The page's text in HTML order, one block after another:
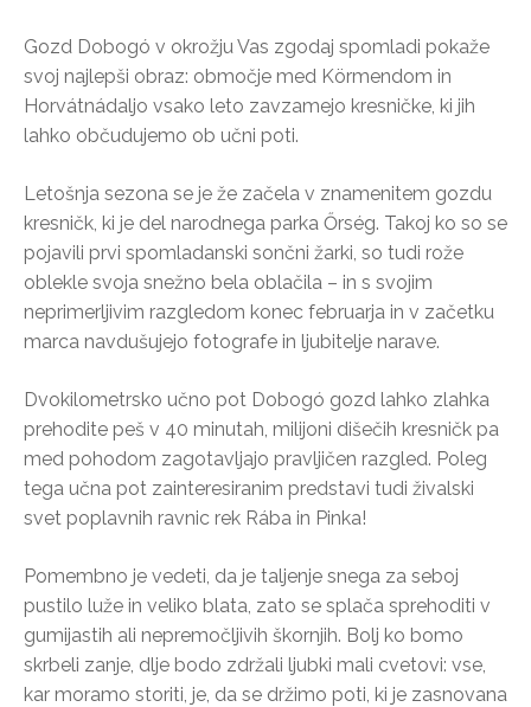
Gozd Dobogó v okrožju Vas zgodaj spomladi pokaže
svoj najlepši obraz: območje med Körmendom in
Horvátnádaljo vsako leto zavzamejo kresničke, ki jih
lahko občudujemo ob učni poti.
Letošnja sezona se je že začela v znamenitem gozdu
kresničk, ki je del narodnega parka Őrség. Takoj ko so se
pojavili prvi spomladanski sončni žarki, so tudi rože
oblekle svoja snežno bela oblačila – in s svojim
neprimerljivim razgledom konec februarja in v začetku
marca navdušujejo fotografe in ljubitelje narave.
Dvokilometrsko učno pot Dobogó gozd lahko zlahka
prehodite peš v 40 minutah, milijoni dišečih kresničk pa
med pohodom zagotavljajo pravljičen razgled. Poleg
tega učna pot zainteresiranim predstavi tudi živalski
svet poplavnih ravnic rek Rába in Pinka!
Pomembno je vedeti, da je taljenje snega za seboj
pustilo luže in veliko blata, zato se splača sprehoditi v
gumijastih ali nepremočljivih škornjih. Bolj ko bomo
skrbeli zanje, dlje bodo zdržali ljubki mali cvetovi: vse,
kar moramo storiti, je, da se držimo poti, ki je zasnovana